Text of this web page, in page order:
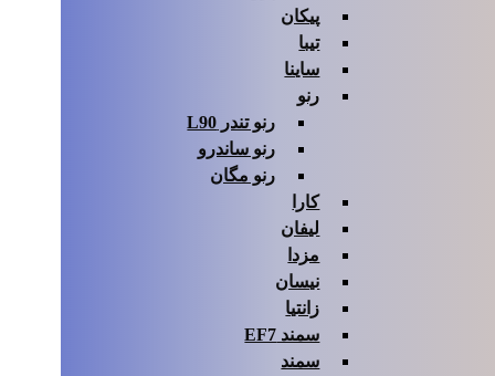
پیکان
تیبا
ساینا
رنو
رنو تندر L90
رنو ساندرو
رنو مگان
کارا
لیفان
مزدا
نیسان
زانتیا
سمند EF7
سمند